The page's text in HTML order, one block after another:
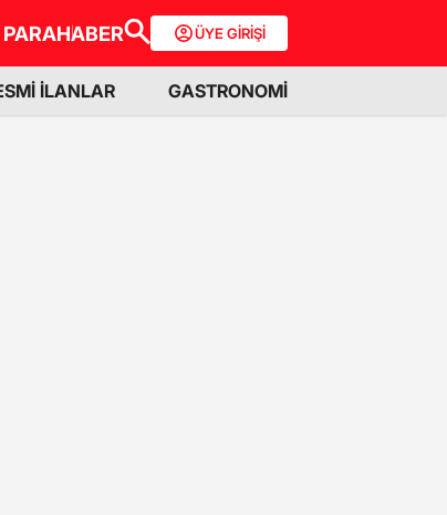
HABER ÜYE GİRİŞİ
İLANLAR GASTRONOMİ